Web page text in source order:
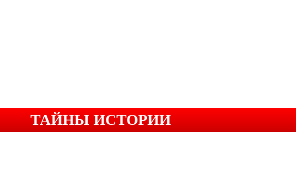
ТАЙНЫ ИСТОРИИ